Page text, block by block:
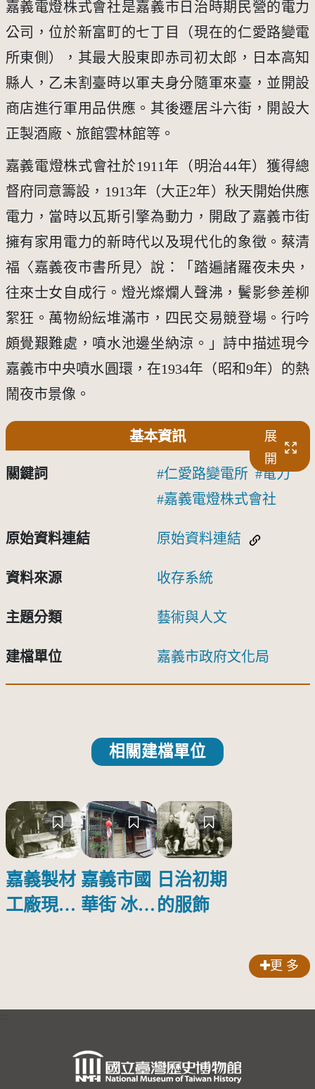
嘉義電燈株式會社是嘉義市日治時期民營的電力
公司，位於新富町的七丁目（現在的仁愛路變電
所東側），其最大股東即赤司初太郎，日本高知
縣人，乙未割臺時以軍夫身分隨軍來臺，並開設
商店進行軍用品供應。其後遷居斗六街，開設大
正製酒廠、旅館雲林館等。
嘉義電燈株式會社於1911年（明治44年）獲得總
督府同意籌設，1913年（大正2年）秋天開始供應
電力，當時以瓦斯引擎為動力，開啟了嘉義市街
擁有家用電力的新時代以及現代化的象徵。蔡清
福〈嘉義夜市書所見〉說：「踏遍諸羅夜未央，
往來士女自成行。燈光燦爛人聲沸，鬢影參差柳
絮狂。萬物紛紜堆滿市，四民交易競登場。行吟
頗覺艱難處，噴水池邊坐納涼。」詩中描述現今
嘉義市中央噴水圓環，在1934年（昭和9年）的熱
鬧夜市景像。
基本資訊
展
開
關鍵詞 仁愛路變電所
電力
嘉義電燈株式會社
原始資料連結 原始資料連結
資料來源 收存系統
主題分類 藝術與人文
建檔單位 嘉義市政府文化局
相關建檔單位
嘉義製材
工廠現場
嘉義市國
華街 冰醬
日治初期
的服飾
更 多